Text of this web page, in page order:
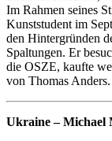
Im Rahmen seines
Kunststudent im
den Hintergründen
Spaltungen. Er
die OSZE, kaufte
von Thomas Anders.
Ukraine – Michael